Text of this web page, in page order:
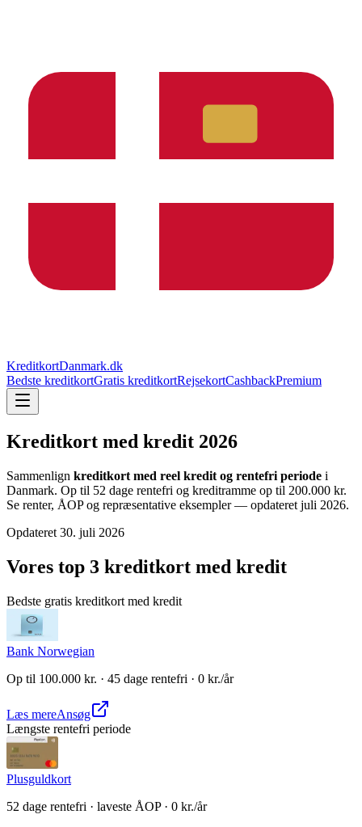
KreditkortDanmark.dk
Bedste kreditkortGratis kreditkortRejsekortCashbackPremium
Kreditkort med kredit 2026
Sammenlign kreditkort med reel kredit og rentefri periode i
Danmark. Op til 52 dage rentefri og kreditramme op til 200.000 kr.
Se renter, ÅOP og repræsentative eksempler — opdateret juli 2026.
Opdateret 30. juli 2026
Vores top 3 kreditkort med kredit
Bedste gratis kreditkort med kredit
Bank Norwegian
Op til 100.000 kr. · 45 dage rentefri · 0 kr./år
Læs mereAnsøg
Længste rentefri periode
Plusguldkort
52 dage rentefri · laveste ÅOP · 0 kr./år